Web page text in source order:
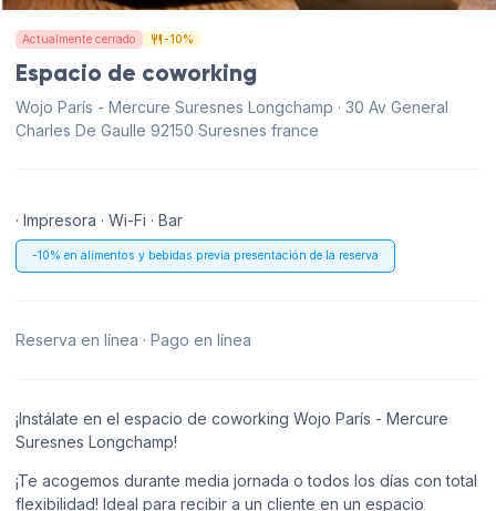
Actualmente cerrado -10%
Espacio de coworking
Wojo París - Mercure Suresnes Longchamp · 30 Av General
Charles De Gaulle 92150 Suresnes france
· Impresora · Wi-Fi · Bar
-10% en alimentos y bebidas previa presentación de la reserva
Reserva en línea · Pago en línea
¡Instálate en el espacio de coworking Wojo París - Mercure
Suresnes Longchamp!
¡Te acogemos durante media jornada o todos los días con total
flexibilidad! Ideal para recibir a un cliente en un espacio